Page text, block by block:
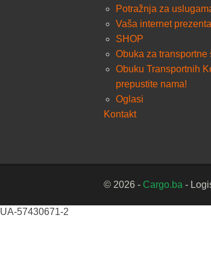
Potražnja za
Vaša internet
SHOP
Obuka za transportne
Obuku Transportnih
prepustite nama!
Oglasi
Kontakt
© 2026 - Cargo.ba -
UA-57430671-2